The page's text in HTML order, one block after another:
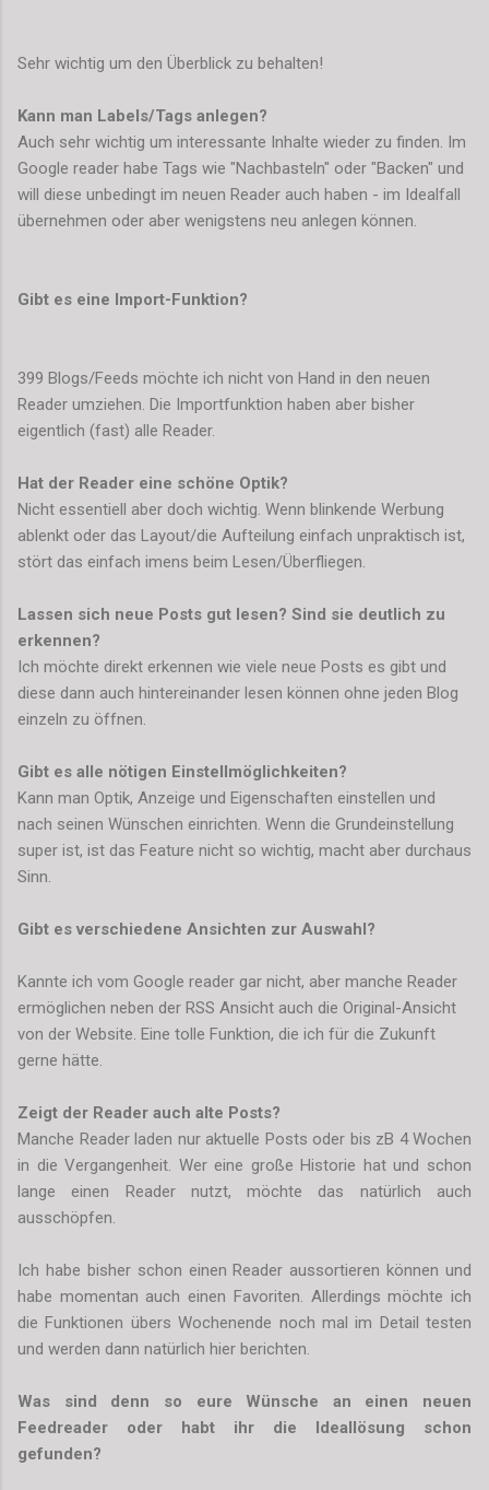
Sehr wichtig um den Überblick zu behalten!
Kann man Labels/Tags anlegen?
Auch sehr wichtig um interessante Inhalte wieder zu finden. Im
Google reader habe Tags wie "Nachbasteln" oder "Backen" und
will diese unbedingt im neuen Reader auch haben - im Idealfall
übernehmen oder aber wenigstens neu anlegen können.
Gibt es eine Import-Funktion?
399 Blogs/Feeds möchte ich nicht von Hand in den neuen
Reader umziehen. Die Importfunktion haben aber bisher
eigentlich (fast) alle Reader.
Hat der Reader eine schöne Optik?
Nicht essentiell aber doch wichtig. Wenn blinkende Werbung
ablenkt oder das Layout/die Aufteilung einfach unpraktisch ist,
stört das einfach imens beim Lesen/Überfliegen.
Lassen sich neue Posts gut lesen? Sind sie deutlich zu
erkennen?
Ich möchte direkt erkennen wie viele neue Posts es gibt und
diese dann auch hintereinander lesen können ohne jeden Blog
einzeln zu öffnen.
Gibt es alle nötigen Einstellmöglichkeiten?
Kann man Optik, Anzeige und Eigenschaften einstellen und
nach seinen Wünschen einrichten. Wenn die Grundeinstellung
super ist, ist das Feature nicht so wichtig, macht aber durchaus
Sinn.
Gibt es verschiedene Ansichten zur Auswahl?
Kannte ich vom Google reader gar nicht, aber manche Reader
ermöglichen neben der RSS Ansicht auch die Original-Ansicht
von der Website. Eine tolle Funktion, die ich für die Zukunft
gerne hätte.
Zeigt der Reader auch alte Posts?
Manche Reader laden nur aktuelle Posts oder bis zB 4 Wochen
in die Vergangenheit. Wer eine große Historie hat und schon
lange einen Reader nutzt, möchte das natürlich auch
ausschöpfen.
Ich habe bisher schon einen Reader aussortieren können und
habe momentan auch einen Favoriten. Allerdings möchte ich
die Funktionen übers Wochenende noch mal im Detail testen
und werden dann natürlich hier berichten.
Was sind denn so eure Wünsche an einen neuen
Feedreader oder habt ihr die Ideallösung schon
gefunden?